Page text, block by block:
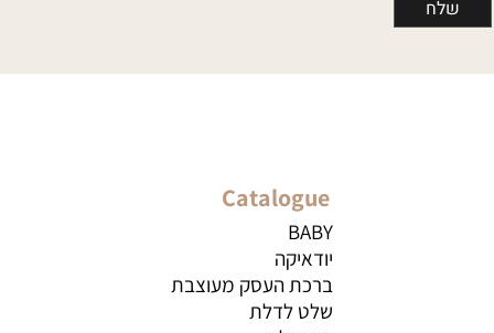
Catalogue
BABY
יודאיקה
ברכת העסק מעוצבת
שלט לדלת